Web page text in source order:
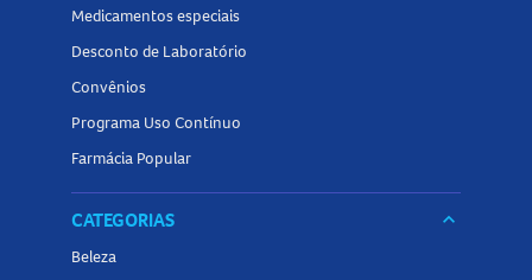
Medicamentos especiais
Desconto de Laboratório
Convênios
Programa Uso Contínuo
Farmácia Popular
CATEGORIAS keyboard_arrow_down
Beleza